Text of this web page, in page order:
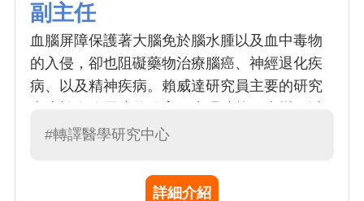
副主任
血腦屏障保護著大腦免於腦水腫以及血中毒物
的入侵，卻也阻礙藥物治療腦癌、神經退化疾
病、以及精神疾病。賴威達研究員主要的研究
及利用藥物控制血腦屏障通透性的方法。期望
的發育及生理功能、抑制大腦病變、以及幫助
#轉譯醫學研究中心
詳細介紹